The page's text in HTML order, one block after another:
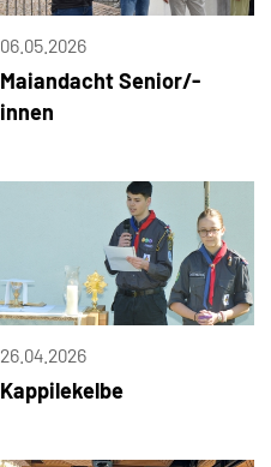
06.05.2026
Maiandacht Senior/-
innen
26.04.2026
Kappilekelbe